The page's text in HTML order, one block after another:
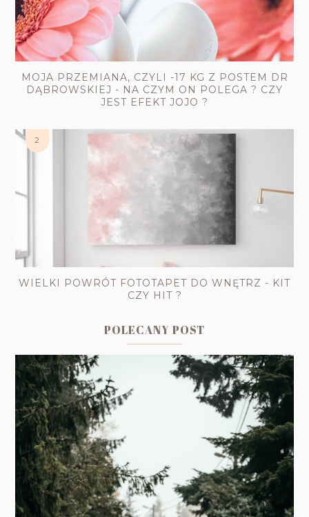
MOJA PRZEMIANA, CZYLI -17 KG Z POSTEM DR
DĄBROWSKIEJ - NA CZYM ON POLEGA ? CZY
JEST EFEKT JOJO ?
WIELKI POWRÓT FOTOTAPET DO WNĘTRZ - KIT
CZY HIT ?
POLECANY POST